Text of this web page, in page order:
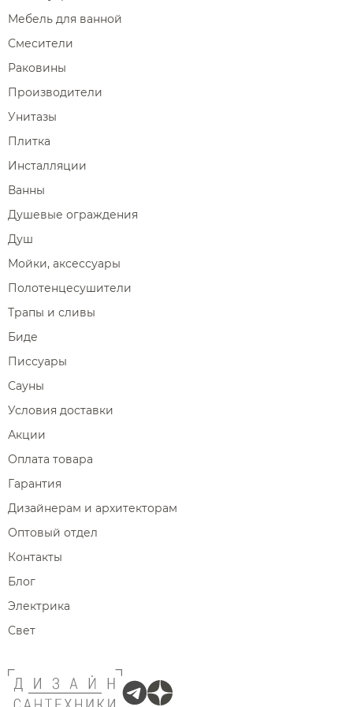
Мебель для ванной
Смесители
Раковины
Производители
Унитазы
Плитка
Инсталляции
Ванны
Душевые ограждения
Душ
Мойки, аксессуары
Полотенцесушители
Трапы и сливы
Биде
Писсуары
Сауны
Условия доставки
Акции
Оплата товара
Гарантия
Дизайнерам и архитекторам
Оптовый отдел
Контакты
Блог
Электрика
Свет